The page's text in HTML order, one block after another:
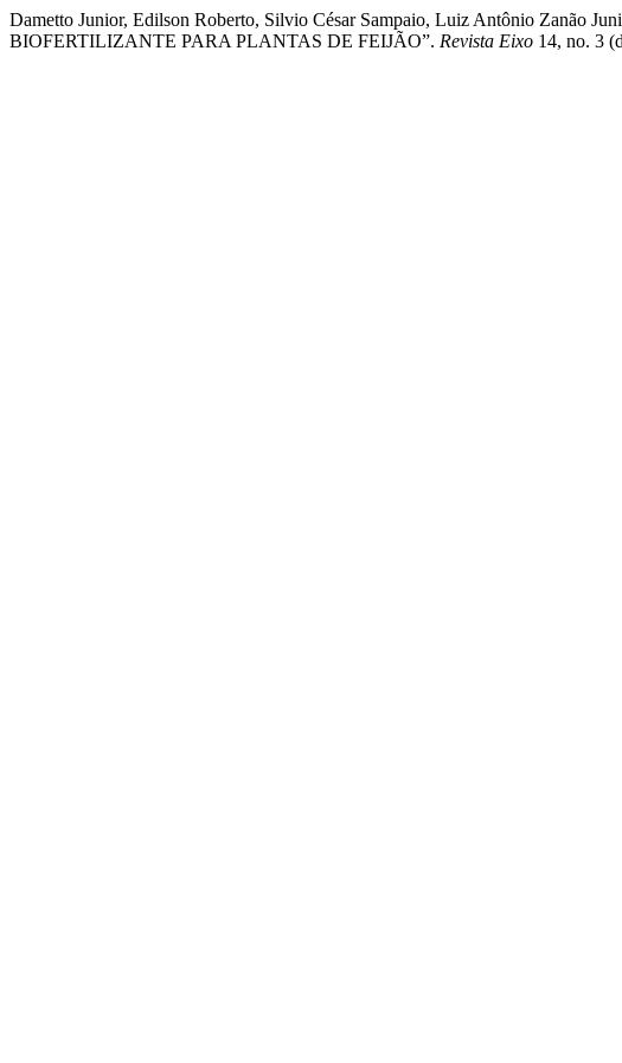
Dametto Junior, Edilson Roberto, Silvio César Sampaio, Luiz Antônio Zanão
BIOFERTILIZANTE PARA PLANTAS DE FEIJÃO”. Revista Eixo 14, no. 3